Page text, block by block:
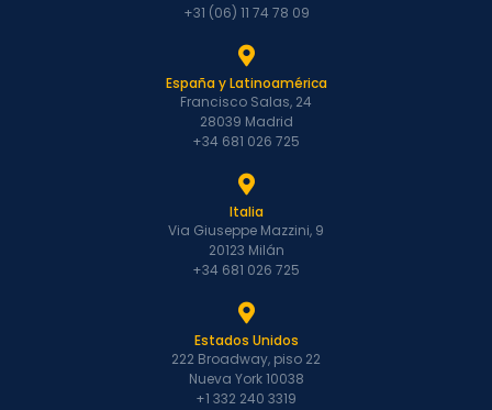
+31 (06) 11 74 78 09
España y Latinoamérica
Francisco Salas, 24
28039 Madrid
+34 681 026 725
Italia
Via Giuseppe Mazzini, 9
20123 Milán
+34 681 026 725
Estados Unidos
222 Broadway, piso 22
Nueva York 10038
+1 332 240 3319